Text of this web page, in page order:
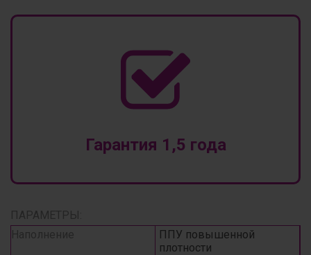
Гарантия 1,5 года
ПАРАМЕТРЫ:
Наполнение
ППУ повышенной
плотности